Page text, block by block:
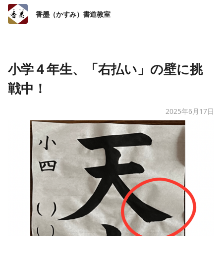
香墨（かすみ）書道教室
小学４年生、「右払い」の壁に挑
戦中！
2025年6月17日